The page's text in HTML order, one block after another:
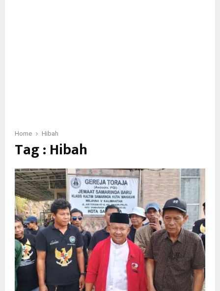
Home Hibah
Tag : Hibah